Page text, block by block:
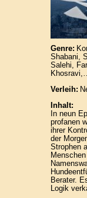
Genre:
Shabani,
Salehi,
Verleih:
Inhalt:
In neun
profanen
ihrer
der
Strophen
Berater.
Logik